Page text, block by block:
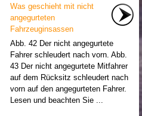
Was geschieht mit nicht
angegurteten
Fahrzeuginsassen
Abb. 42 Der nicht angegurtete
Fahrer schleudert nach vorn. Abb.
43 Der nicht angegurtete Mitfahrer
auf dem Rücksitz schleudert nach
vorn auf den angegurteten Fahrer.
Lesen und beachten Sie ...